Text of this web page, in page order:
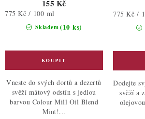
Skladem(10 ks)
155 Kč
Měrná
775 Kč / 100 ml
Vneste do svých dortů a dezertů
svěží mátový odstín s jedlou
barvou Colour Mill Oil Blend
Mint!...
Měrná
775 Kč /
Dodejte
svěží a